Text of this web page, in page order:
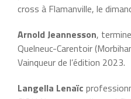
cross à Flamanville, le
Arnold Jeannesson,
Quelneuc-Carentoir
Vainqueur de l’édition 2023.
Langella Lenaïc